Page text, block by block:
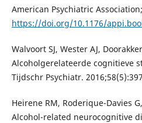
American Psychiatric
https://doi.org/10.1176/
Walvoort SJ, Wester AJ,
Alcoholgerelateerde cognitieve
Tijdschr Psychiatr.
Heirene RM, Roderique-Davies
Alcohol-related neurocognitive